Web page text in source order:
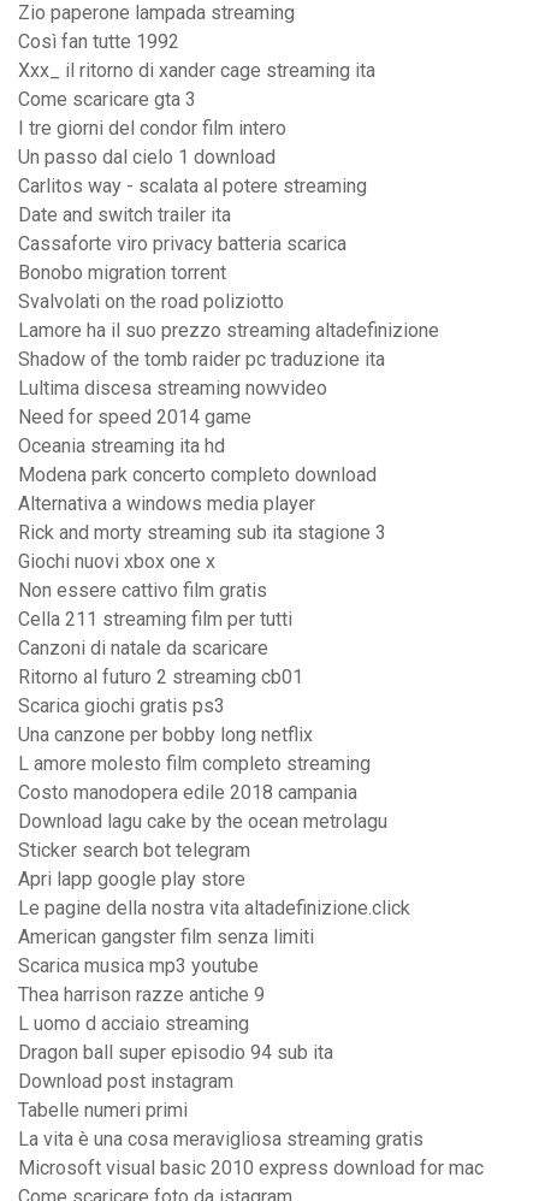
Zio paperone lampada streaming
Così fan tutte 1992
Xxx_ il ritorno di xander cage streaming ita
Come scaricare gta 3
I tre giorni del condor film intero
Un passo dal cielo 1 download
Carlitos way - scalata al potere streaming
Date and switch trailer ita
Cassaforte viro privacy batteria scarica
Bonobo migration torrent
Svalvolati on the road poliziotto
Lamore ha il suo prezzo streaming altadefinizione
Shadow of the tomb raider pc traduzione ita
Lultima discesa streaming nowvideo
Need for speed 2014 game
Oceania streaming ita hd
Modena park concerto completo download
Alternativa a windows media player
Rick and morty streaming sub ita stagione 3
Giochi nuovi xbox one x
Non essere cattivo film gratis
Cella 211 streaming film per tutti
Canzoni di natale da scaricare
Ritorno al futuro 2 streaming cb01
Scarica giochi gratis ps3
Una canzone per bobby long netflix
L amore molesto film completo streaming
Costo manodopera edile 2018 campania
Download lagu cake by the ocean metrolagu
Sticker search bot telegram
Apri lapp google play store
Le pagine della nostra vita altadefinizione.click
American gangster film senza limiti
Scarica musica mp3 youtube
Thea harrison razze antiche 9
L uomo d acciaio streaming
Dragon ball super episodio 94 sub ita
Download post instagram
Tabelle numeri primi
La vita è una cosa meravigliosa streaming gratis
Microsoft visual basic 2010 express download for mac